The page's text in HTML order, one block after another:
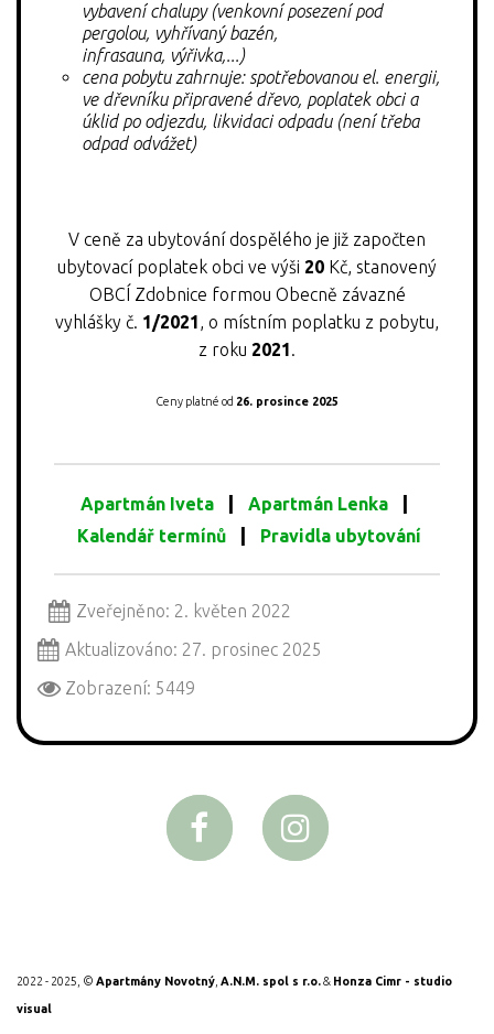
vybavení chalupy (venkovní posezení pod
pergolou, vyhřívaný bazén,
infrasauna, výřivka,...)
cena pobytu zahrnuje: spotřebovanou el. energii,
ve dřevníku připravené dřevo, poplatek obci a
úklid po odjezdu, likvidaci odpadu (není třeba
odpad odvážet)
V ceně za ubytování dospělého je již započten
ubytovací poplatek obci ve výši 20 Kč, stanovený
OBCÍ Zdobnice formou Obecně závazné
vyhlášky č. 1/2021, o místním poplatku z pobytu,
z roku 2021.
Ceny platné od 26. prosince 2025
Apartmán Iveta Apartmán Lenka
Kalendář termínů Pravidla ubytování
Zveřejněno: 2. květen 2022
Aktualizováno: 27. prosinec 2025
Zobrazení: 5449
2022 - 2025, © Apartmány Novotný A.N.M. spol s r.o.& Honza Cimr - studio
visual